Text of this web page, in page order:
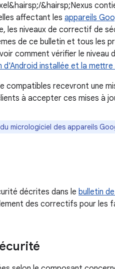
&hairsp;Nexus
affectant les appareils
les niveaux de correctif de
de ce bulletin et tous les
comment vérifier le
d'Android installée et la mettre
compatibles recevront une
à accepter ces mises à
micrologiciel des appareils
décrites dans le bulletin
des correctifs pour les